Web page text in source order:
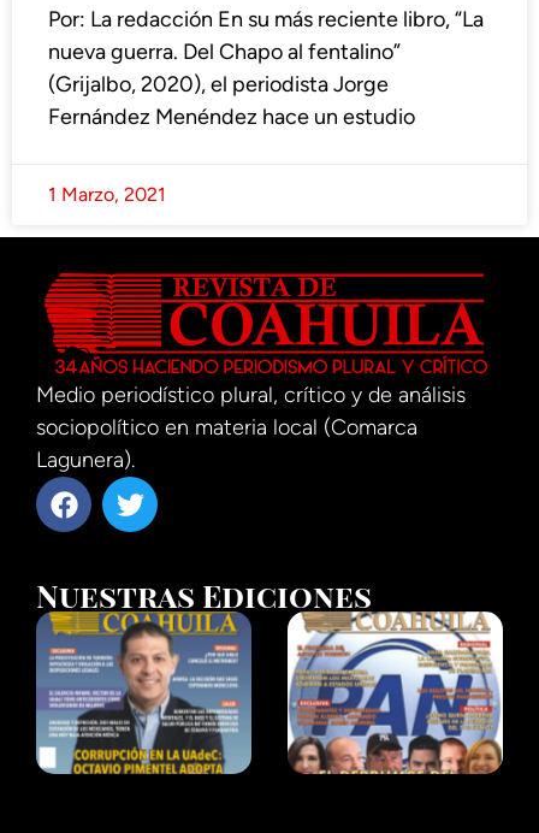
Por: La redacción En su más reciente libro, “La
nueva guerra. Del Chapo al fentalino”
(Grijalbo, 2020), el periodista Jorge
Fernández Menéndez hace un estudio
1 Marzo, 2021
Medio periodístico plural, crítico y de análisis
sociopolítico en materia local (Comarca
Lagunera).
Nuestras Ediciones